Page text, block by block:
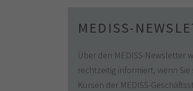
MEDISS-
Über den MEDISS-Newsletter
rechtzeitig informiert, wenn Sie
Kursen der MEDISS-